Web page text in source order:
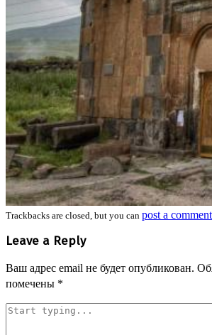
Trackbacks are closed, but you can post a comment
Leave a Reply
Ваш адрес email не будет опубликован.
помечены *